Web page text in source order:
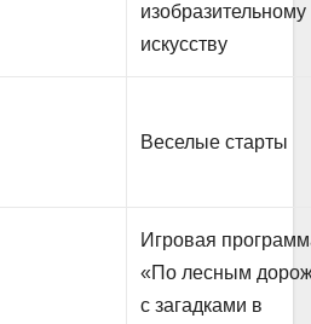
изобразительному
искусству
Веселые старты
Игровая
«По лесным
с загадками в